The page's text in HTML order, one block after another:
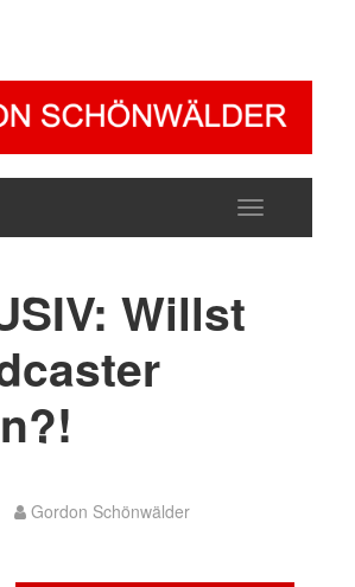
Toggle
navigation
Willst
Gordon Schönwälder